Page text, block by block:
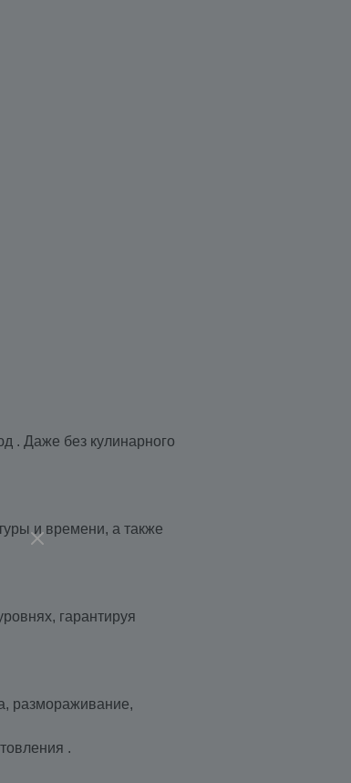
. Даже без кулинарного
и времени, а также
гарантируя
размораживание,
.